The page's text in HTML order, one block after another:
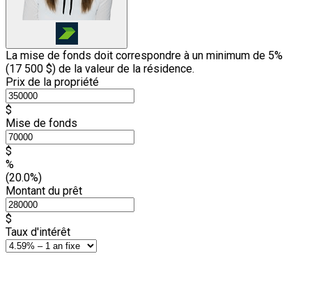
La mise de fonds doit correspondre à un minimum de 5%
(17 500 $) de la valeur de la résidence.
Prix de la propriété
$
Mise de fonds
$
%
(20.0%)
Montant du prêt
$
Taux d'intérêt